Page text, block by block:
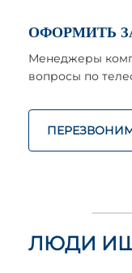
ОФОРМИТЬ
Менеджеры
вопросы по
ЛЮДИ